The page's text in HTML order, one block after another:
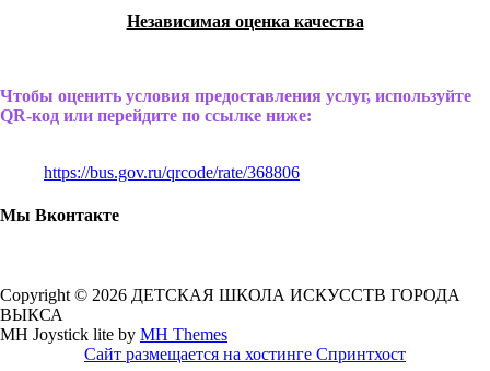
Независимая оценка качества
Чтобы оценить условия предоставления услуг, используйте
QR-код или перейдите по ссылке ниже:
https://bus.gov.ru/qrcode/rate/368806
Мы Вконтакте
Copyright © 2026 ДЕТСКАЯ ШКОЛА ИСКУССТВ ГОРОДА
ВЫКСА
MH Joystick lite by MH Themes
Сайт размещается на хостинге Спринтхост